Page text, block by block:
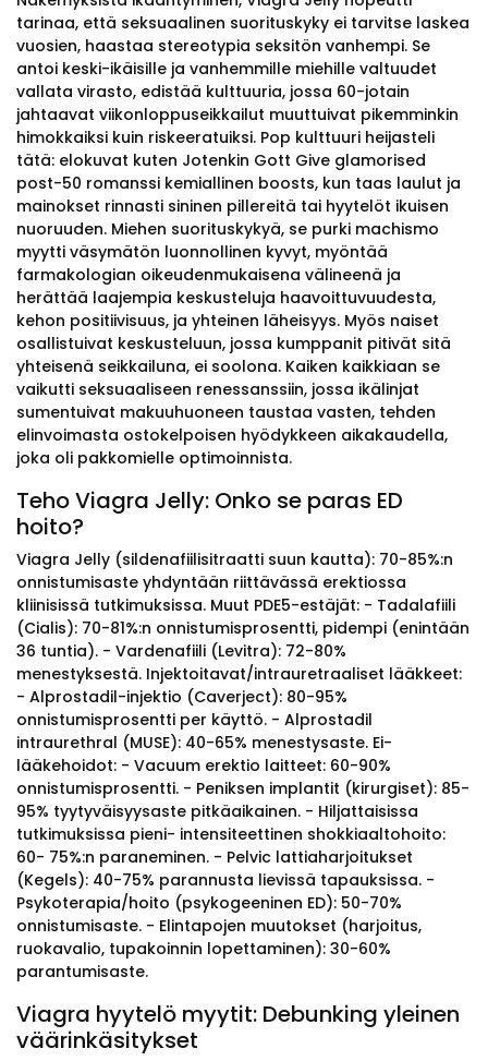
tarinaa, että seksuaalinen suorituskyky ei tarvitse laskea
vuosien, haastaa stereotypia seksitön vanhempi. Se
antoi keski-ikäisille ja vanhemmille miehille valtuudet
vallata virasto, edistää kulttuuria, jossa 60-jotain
jahtaavat viikonloppuseikkailut muuttuivat pikemminkin
himokkaiksi kuin riskeeratuiksi. Pop kulttuuri heijasteli
tätä: elokuvat kuten Jotenkin Gott Give glamorised
post-50 romanssi kemiallinen boosts, kun taas laulut ja
mainokset rinnasti sininen pillereitä tai hyytelöt ikuisen
nuoruuden. Miehen suorituskykyä, se purki machismo
myytti väsymätön luonnollinen kyvyt, myöntää
farmakologian oikeudenmukaisena välineenä ja
herättää laajempia keskusteluja haavoittuvuudesta,
kehon positiivisuus, ja yhteinen läheisyys. Myös naiset
osallistuivat keskusteluun, jossa kumppanit pitivät sitä
yhteisenä seikkailuna, ei soolona. Kaiken kaikkiaan se
vaikutti seksuaaliseen renessanssiin, jossa ikälinjat
sumentuivat makuuhuoneen taustaa vasten, tehden
elinvoimasta ostokelpoisen hyödykkeen aikakaudella,
joka oli pakkomielle optimoinnista.
Teho Viagra Jelly: Onko se paras ED
hoito?
Viagra Jelly (sildenafiilisitraatti suun kautta): 70-85%:n
onnistumisaste yhdyntään riittävässä erektiossa
kliinisissä tutkimuksissa. Muut PDE5-estäjät: - Tadalafiili
(Cialis): 70-81%:n onnistumisprosentti, pidempi (enintään
36 tuntia). - Vardenafiili (Levitra): 72-80%
menestyksestä. Injektoitavat/intrauretraaliset lääkkeet:
- Alprostadil-injektio (Caverject): 80-95%
onnistumisprosentti per käyttö. - Alprostadil
intraurethral (MUSE): 40-65% menestysaste. Ei-
lääkehoidot: - Vacuum erektio laitteet: 60-90%
onnistumisprosentti. - Peniksen implantit (kirurgiset): 85-
95% tyytyväisyysaste pitkäaikainen. - Hiljattaisissa
tutkimuksissa pieni- intensiteettinen shokkiaaltohoito:
60- 75%:n paraneminen. - Pelvic lattiaharjoitukset
(Kegels): 40-75% parannusta lievissä tapauksissa. -
Psykoterapia/hoito (psykogeeninen ED): 50-70%
onnistumisaste. - Elintapojen muutokset (harjoitus,
ruokavalio, tupakoinnin lopettaminen): 30-60%
parantumisaste.
Viagra hyytelö myytit: Debunking yleinen
väärinkäsitykset